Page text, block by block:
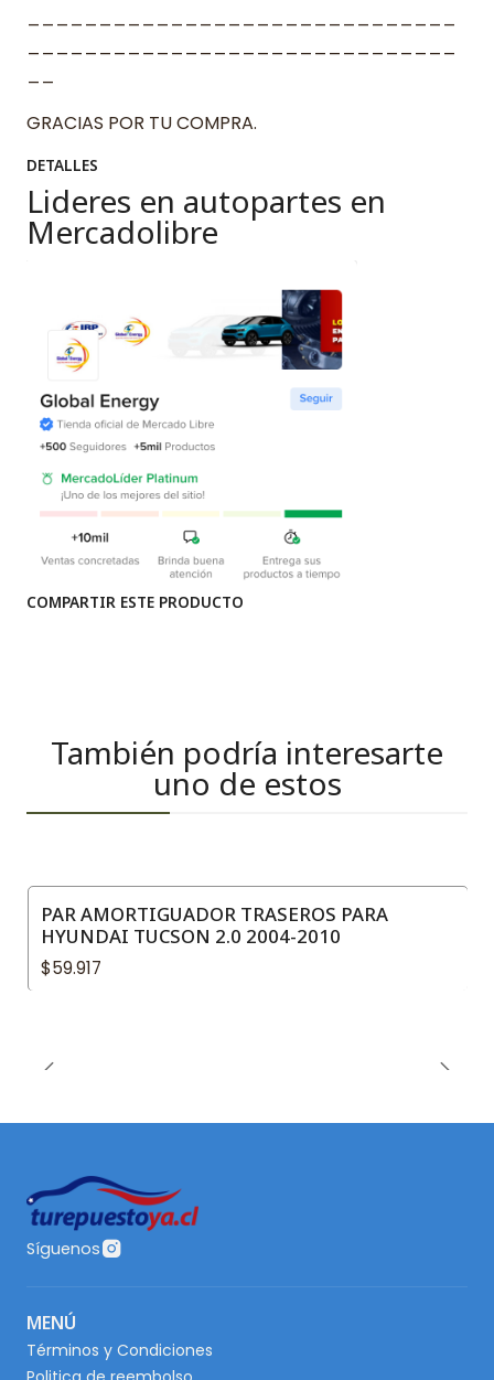
GRACIAS POR TU COMPRA.
DETALLES
Lideres en autopartes en
Mercadolibre
COMPARTIR ESTE PRODUCTO
También podría interesarte
uno de estos
PAR AMORTIGUADOR TRASEROS PARA
HYUNDAI TUCSON 2.0 2004-2010
$59.917
Síguenos
MENÚ
Términos y Condiciones